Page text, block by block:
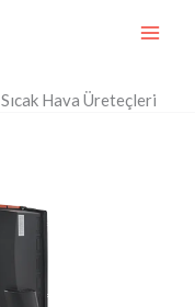
Sıcak Hava Üreteçleri